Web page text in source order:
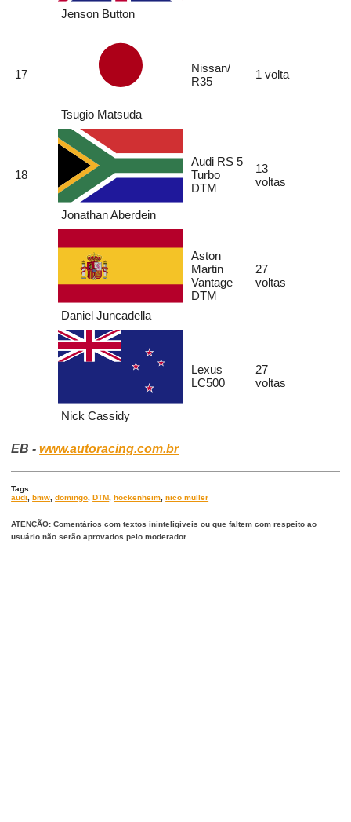
Jenson Button
17
Tsugio Matsuda
Nissan/
R35
1 volta
18
Jonathan Aberdein
Audi RS 5
Turbo
DTM
13
voltas
Daniel Juncadella
Aston
Martin
Vantage
DTM
27
voltas
Nick Cassidy
Lexus
LC500
27
voltas
EB -www.autoracing.com.br
Tags
audi, bmw,domingo, DTM, hockenheim,nico muller
ATENÇÃO: Comentários com textos ininteligíveis ou que faltem com respeito ao
usuário não serão aprovados pelo moderador.